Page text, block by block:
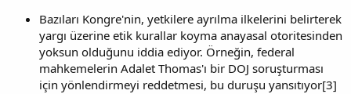
Bazıları Kongre'nin, yetkilere ayrılma ilkelerini belirterek
yargı üzerine etik kurallar koyma anayasal otoritesinden
yoksun olduğunu iddia ediyor. Örneğin, federal
mahkemelerin Adalet Thomas'ı bir DOJ soruşturması
için yönlendirmeyi reddetmesi, bu duruşu yansıtıyor[3]